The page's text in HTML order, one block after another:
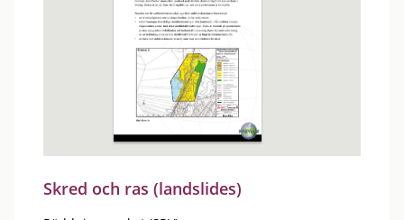
Skred och ras (landslides)